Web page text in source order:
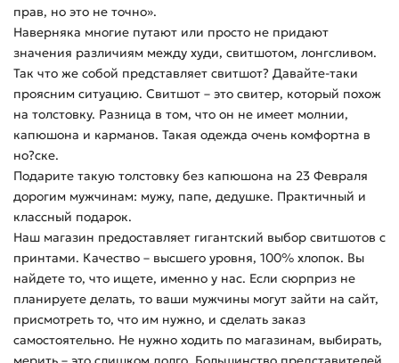
прав, но это не точно».
Наверняка многие путают или просто не придают
значения различиям между худи, свитшотом, лонгсливом.
Так что же собой представляет свитшот? Давайте-таки
проясним ситуацию. Свитшот – это свитер, который похож
на толстовку. Разница в том, что он не имеет молнии,
капюшона и карманов. Такая одежда очень комфортна в
но?ске.
Подарите такую толстовку без капюшона на 23 Февраля
дорогим мужчинам: мужу, папе, дедушке. Практичный и
классный подарок.
Наш магазин предоставляет гигантский выбор свитшотов с
принтами. Качество – высшего уровня, 100% хлопок. Вы
найдете то, что ищете, именно у нас. Если сюрприз не
планируете делать, то ваши мужчины могут зайти на сайт,
присмотреть то, что им нужно, и сделать заказ
самостоятельно. Не нужно ходить по магазинам, выбирать,